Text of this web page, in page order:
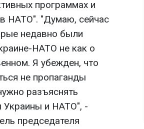
программах и
НАТО". "Думаю, сейчас
недавно были
НАТО не как о
Я убежден, что
не пропаганды
разъяснять
Украины и НАТО", -
председателя